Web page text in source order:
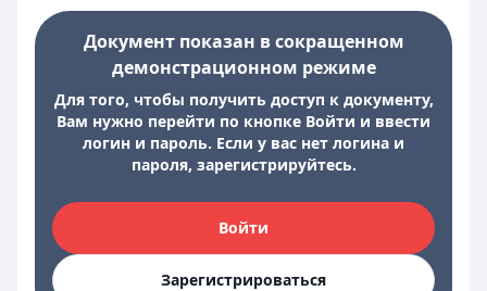
Документ показан в сокращенном
демонстрационном режиме
Для того, чтобы получить доступ к документу,
Вам нужно перейти по кнопке Войти и ввести
логин и пароль. Если у вас нет логина и
пароля, зарегистрируйтесь.
Войти
Зарегистрироваться